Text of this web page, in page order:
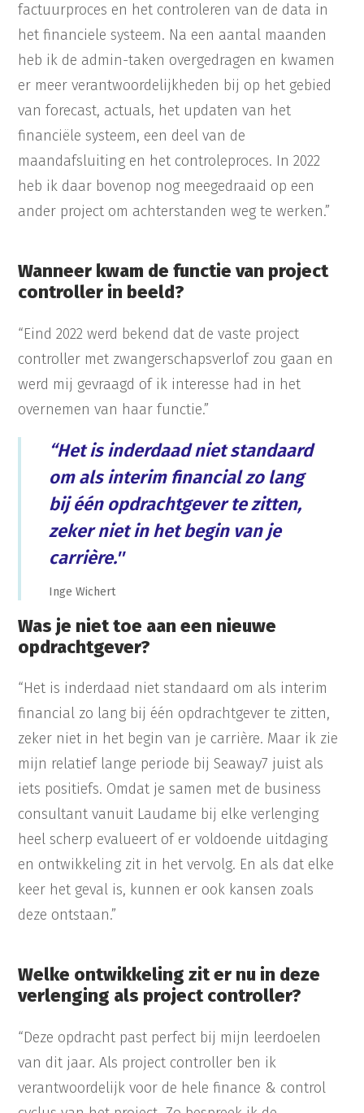
factuurproces en het controleren van de data in
het financiele systeem. Na een aantal maanden
heb ik de admin-taken overgedragen en kwamen
er meer verantwoordelijkheden bij op het gebied
van forecast, actuals, het updaten van het
financiële systeem, een deel van de
maandafsluiting en het controleproces. In 2022
heb ik daar bovenop nog meegedraaid op een
ander project om achterstanden weg te werken.”
Wanneer kwam de functie van project
controller in beeld?
“Eind 2022 werd bekend dat de vaste project
controller met zwangerschapsverlof zou gaan en
werd mij gevraagd of ik interesse had in het
overnemen van haar functie.”
“Het is inderdaad niet standaard
om als interim financial zo lang
bij één opdrachtgever te zitten,
zeker niet in het begin van je
carrière.''
Inge Wichert
Was je niet toe aan een nieuwe
opdrachtgever?
“Het is inderdaad niet standaard om als interim
financial zo lang bij één opdrachtgever te zitten,
zeker niet in het begin van je carrière. Maar ik zie
mijn relatief lange periode bij Seaway7 juist als
iets positiefs. Omdat je samen met de business
consultant vanuit Laudame bij elke verlenging
heel scherp evalueert of er voldoende uitdaging
en ontwikkeling zit in het vervolg. En als dat elke
keer het geval is, kunnen er ook kansen zoals
deze ontstaan.”
Welke ontwikkeling zit er nu in deze
verlenging als project controller?
“Deze opdracht past perfect bij mijn leerdoelen
van dit jaar. Als project controller ben ik
verantwoordelijk voor de hele finance & control